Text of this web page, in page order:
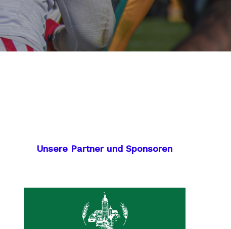
Unsere Partner und Sponsoren